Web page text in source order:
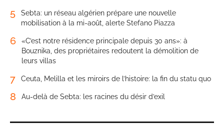
5
Sebta: un réseau algérien prépare une nouvelle
mobilisation à la mi-août, alerte Stefano Piazza
6
«C’est notre résidence principale depuis 30 ans»: à
Bouznika, des propriétaires redoutent la démolition de
leurs villas
7 Ceuta, Melilla et les miroirs de l’histoire: la fin du statu quo
8 Au-delà de Sebta: les racines du désir d’exil